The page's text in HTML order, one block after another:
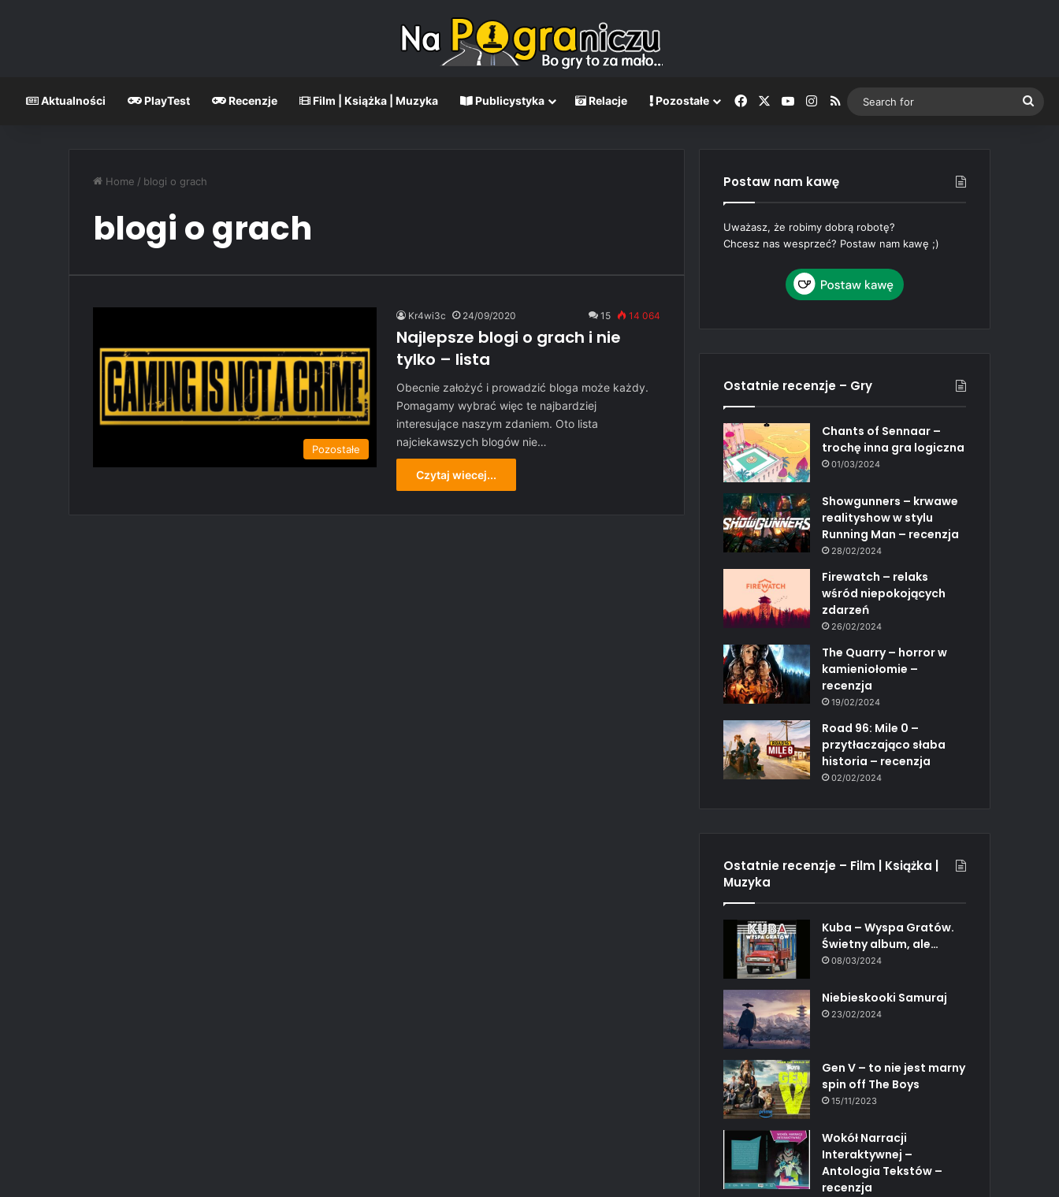
Aktualności PlayTest Recenzje Film | Książka | Muzyka Publicystyka Relacje Pozostałe Facebook YouTubeInstagram
RSS
Home / blogi o grach
blogi o grach
Pozostałe
Kr4wi3c 24/09/2020 15 14 064
Najlepsze blogi o grach i nie
tylko – lista
Obecnie założyć i prowadzić bloga może każdy.
Pomagamy wybrać więc te najbardziej
interesujące naszym zdaniem. Oto lista
najciekawszych blogów nie…
Czytaj wiecej...
Postaw nam kawę
Uważasz, że robimy dobrą robotę?
Chcesz nas wesprzeć? Postaw nam kawę ;)
Ostatnie recenzje – Gry
Chants of Sennaar –
trochę inna gra logiczna
01/03/2024
Showgunners – krwawe
realityshow w stylu
Running Man – recenzja
28/02/2024
Firewatch – relaks
wśród niepokojących
zdarzeń
26/02/2024
The Quarry – horror w
kamieniołomie –
recenzja
19/02/2024
Road 96: Mile 0 –
przytłaczająco słaba
historia – recenzja
02/02/2024
Ostatnie recenzje – Film | Książka |
Muzyka
Kuba – Wyspa Gratów.
Świetny album, ale…
08/03/2024
Niebieskooki Samuraj
23/02/2024
Gen V – to nie jest marny
spin off The Boys
15/11/2023
Wokół Narracji
Interaktywnej –
Antologia Tekstów –
recenzja